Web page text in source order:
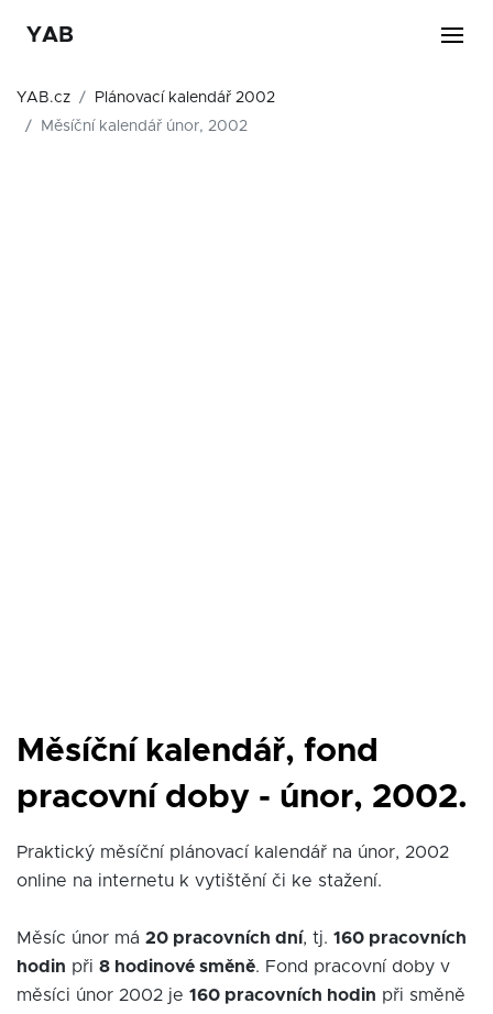
YAB
YAB.cz
Plánovací kalendář 2002
Měsíční kalendář únor, 2002
Měsíční kalendář, fond
pracovní doby - únor, 2002.
Praktický měsíční plánovací kalendář na únor, 2002
online na internetu k vytištění či ke stažení.
Měsíc únor má 20 pracovních dní, tj. 160 pracovních
hodin při 8 hodinové směně. Fond pracovní doby v
měsíci únor 2002 je 160 pracovních hodin při směně